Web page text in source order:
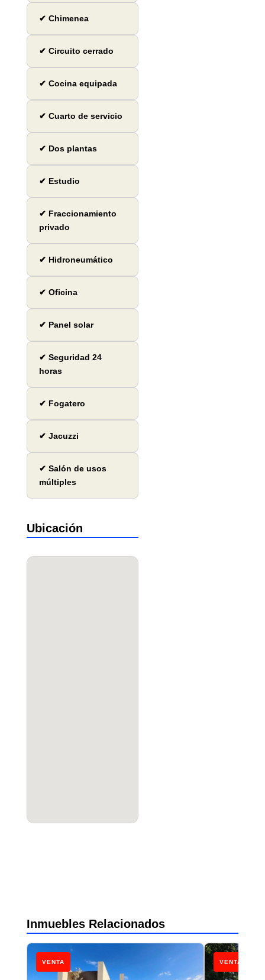
✔ Chimenea
✔ Circuito cerrado
✔ Cocina equipada
✔ Cuarto de servicio
✔ Dos plantas
✔ Estudio
✔ Fraccionamiento
privado
✔ Hidroneumático
✔ Oficina
✔ Panel solar
✔ Seguridad 24
horas
✔ Fogatero
✔ Jacuzzi
✔ Salón de usos
múltiples
Ubicación
Inmuebles Relacionados
VENTA VENTA